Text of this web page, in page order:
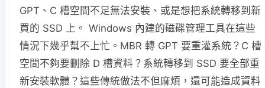
GPT、C 槽空間不足無法安裝、或是想把系統轉移到新
買的 SSD 上。 Windows 內建的磁碟管理工具在這些
情況下幾乎幫不上忙。MBR 轉 GPT 要重灌系統？C 槽
空間不夠要刪除 D 槽資料？系統轉移到 SSD 要全部重
新安裝軟體？這些傳統做法不但麻煩，還可能造成資料